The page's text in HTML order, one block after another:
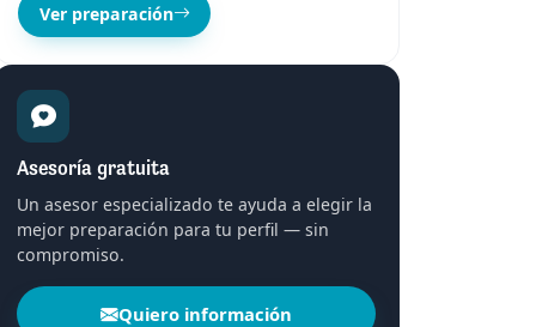
Ver preparación
Asesoría gratuita
Un asesor especializado te ayuda a elegir la
mejor preparación para tu perfil — sin
compromiso.
Quiero información